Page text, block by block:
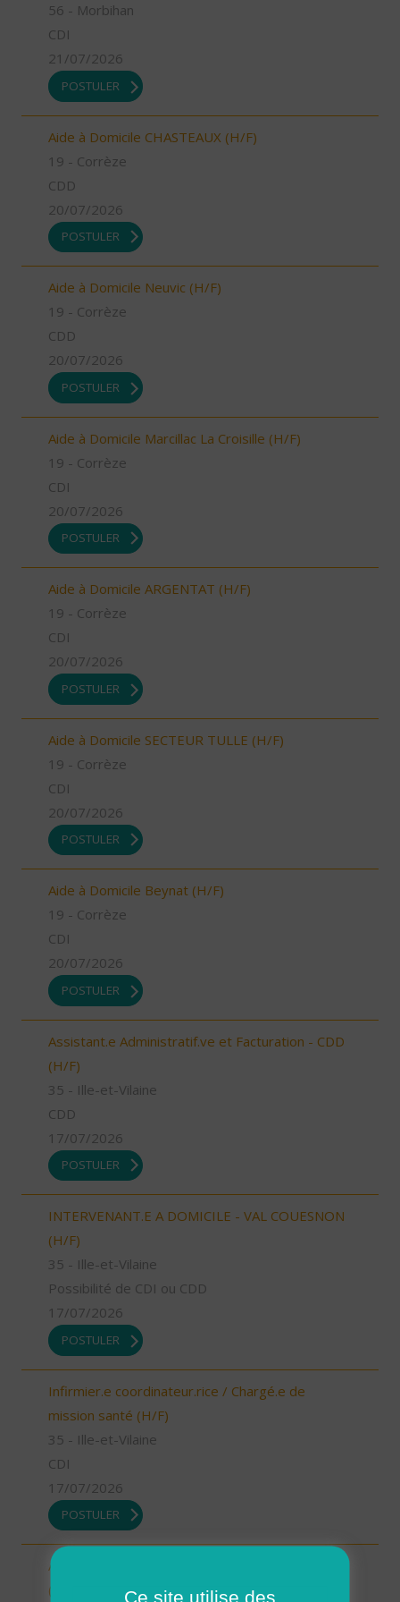
56 - Morbihan
CDI
21/07/2026
POSTULER
Aide à Domicile CHASTEAUX (H/F)
19 - Corrèze
CDD
20/07/2026
POSTULER
Aide à Domicile Neuvic (H/F)
19 - Corrèze
CDD
20/07/2026
POSTULER
Aide à Domicile Marcillac La Croisille (H/F)
19 - Corrèze
CDI
20/07/2026
POSTULER
Aide à Domicile ARGENTAT (H/F)
19 - Corrèze
CDI
20/07/2026
POSTULER
Aide à Domicile SECTEUR TULLE (H/F)
19 - Corrèze
CDI
20/07/2026
POSTULER
Aide à Domicile Beynat (H/F)
19 - Corrèze
CDI
20/07/2026
POSTULER
Assistant.e Administratif.ve et Facturation - CDD
(H/F)
35 - Ille-et-Vilaine
CDD
17/07/2026
POSTULER
INTERVENANT.E A DOMICILE - VAL COUESNON
(H/F)
35 - Ille-et-Vilaine
Possibilité de CDI ou CDD
17/07/2026
POSTULER
Infirmier.e coordinateur.rice / Chargé.e de
mission santé (H/F)
35 - Ille-et-Vilaine
CDI
17/07/2026
POSTULER
Assistant.e Administratif.ve et Facturation - CDI
(H/F)
Ce site utilise des